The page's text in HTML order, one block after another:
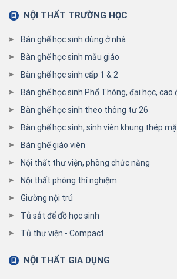
NỘI THẤT TRƯỜNG HỌC
Bàn ghế học sinh dùng ở nhà
Bàn ghế học sinh mẫu giáo
Bàn ghế học sinh cấp 1 & 2
Bàn ghế học sinh Phổ Thông, đại học, cao
Bàn ghế học sinh theo thông tư 26
Bàn ghế học sinh, sinh viên khung thép
Bàn ghế giáo viên
Nội thất thư viện, phòng chức năng
Nội thất phòng thí nghiệm
Giường nội trú
Tủ sắt để đồ học sinh
Tủ thư viện - Compact
NỘI THẤT GIA DỤNG